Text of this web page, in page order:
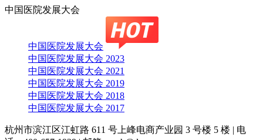
中国医院发展大会
中国医院发展大会
中国医院发展大会 2023
中国医院发展大会 2021
中国医院发展大会 2019
中国医院发展大会 2018
中国医院发展大会 2017
杭州市滨江区江虹路 611 号上峰电商产业园 3 号楼 5 楼 | 电